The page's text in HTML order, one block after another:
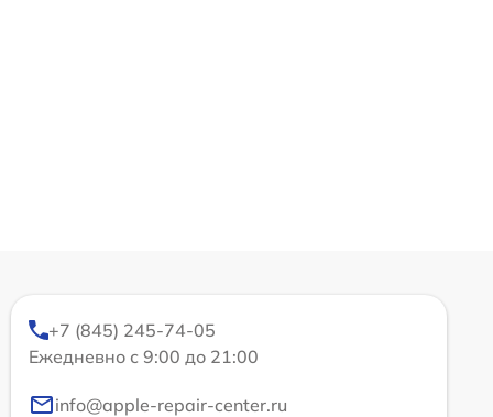
+7 (845) 245-74-05
Ежедневно с 9:00 до 21:00
info@apple-repair-center.ru